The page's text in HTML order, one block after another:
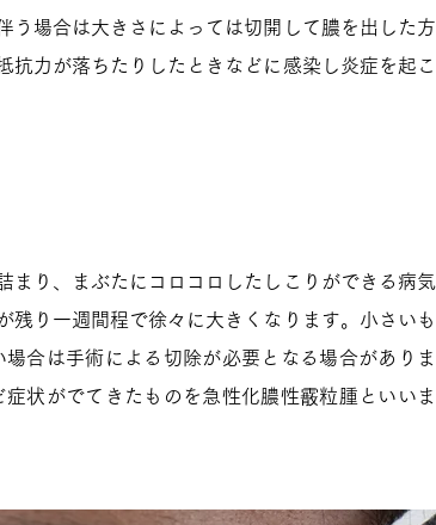
う場合は大きさによっては切開して膿を出した方
力が落ちたりしたときなどに感染し炎症を起こ
り、まぶたにコロコロしたしこりができる病気
り一週間程で徐々に大きくなります。小さいも
合は手術による切除が必要となる場合がありま
状がでてきたものを急性化膿性霰粒腫といいま